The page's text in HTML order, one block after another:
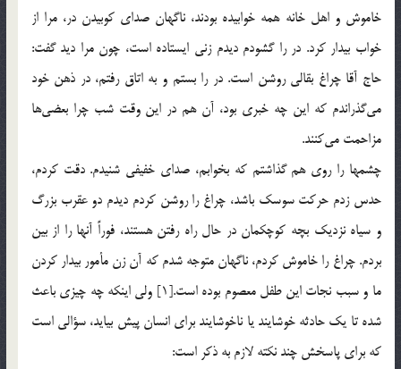
خاموش و اهل خانه همه خوابيده بودند، ناگهان صداي كوبيدن در، مرا از
خواب بيدار كرد. در را گشودم ديدم زني ايستاده است، چون مرا ديد گفت:
‌حاج آقا چراغ بقالي روشن است. در را بستم و به اتاق رفتم، ‌در ذهن خود
مي‌گذراندم كه اين چه خبري بود، آن هم در اين وقت شب چرا بعضي‌ها
مزاحمت مي‌كنند.
چشمها را روي هم گذاشتم كه بخوابم، صداي خفيفي شنيدم. دقت كردم،
حدس زدم حركت سوسك باشد، ‌چراغ را روشن كردم ديدم دو عقرب بزرگ
و سياه نزديك بچه كوچكمان در حال راه رفتن هستند، فوراً آنها را از بين
بردم. چراغ را خاموش كردم، ناگهان متوجه شدم كه آن زن مأمور بيدار كردن
ما و سبب نجات اين طفل معصوم بوده است.[1] ولي اينكه چه چيزي باعث
شده تا يك حادثه خوشايند يا ناخوشايند براي انسان پيش بيايد، سؤالي است
كه براي پاسخش چند نكته لازم به ذكر است: